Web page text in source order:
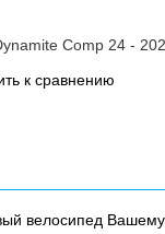
Comp 24 -
к сравнению
велосипед